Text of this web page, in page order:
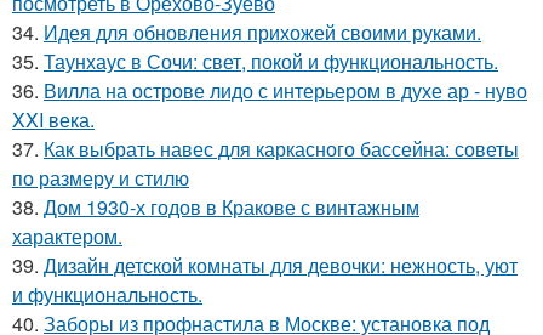
34. Идея для обновления прихожей своими руками.
35. Таунхаус в Сочи: свет, покой и функциональность.
36. Вилла на острове лидо с интерьером в духе ар - нуво
XXI века.
37. Как выбрать навес для каркасного бассейна: советы
по размеру и стилю
38. Дом 1930-х годов в Кракове с винтажным
характером.
39. Дизайн детской комнаты для девочки: нежность, уют
и функциональность.
40. Заборы из профнастила в Москве: установка под